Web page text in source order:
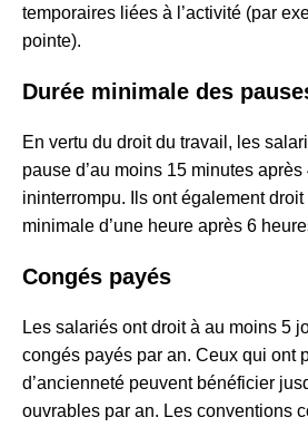
temporaires liées à l’activité (par
pointe).
Durée minimale des
En vertu du droit du travail, les
pause d’au moins 15 minutes après
ininterrompu. Ils ont également
minimale d’une heure après 6
Congés payés
Les salariés ont droit à au moins 5
congés payés par an. Ceux qui ont
d’ancienneté peuvent bénéficier
ouvrables par an. Les conventions